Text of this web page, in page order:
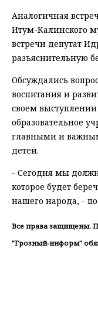
Аналогичная
Итум-Калинского
встречи депутат
разъяснительную
Обсуждались
воспитания и
своем
образовательное
главными и
детей.
- Сегодня мы
которое будет
нашего народа, -
Все права защищены.
"Грозный-информ"